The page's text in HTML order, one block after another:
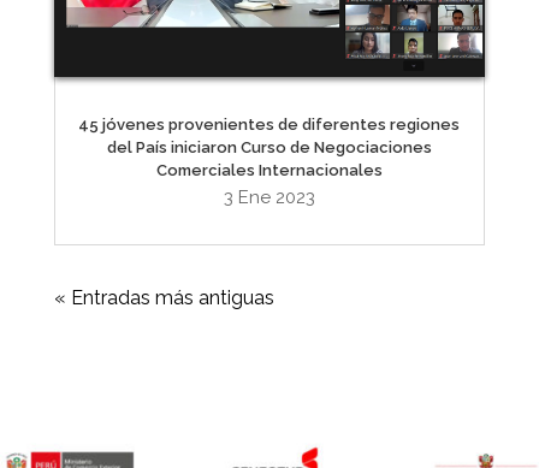
45 jóvenes provenientes de diferentes regiones
del País iniciaron Curso de Negociaciones
Comerciales Internacionales
3 Ene 2023
« Entradas más antiguas